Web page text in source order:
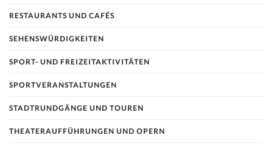
RESTAURANTS UND CAFÉS
SEHENSWÜRDIGKEITEN
SPORT- UND FREIZEITAKTIVITÄTEN
SPORTVERANSTALTUNGEN
STADTRUNDGÄNGE UND TOUREN
THEATERAUFFÜHRUNGEN UND OPERN